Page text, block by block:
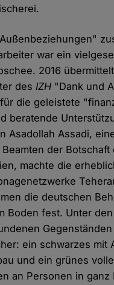
war ein
2016
desIZH "Dank und
für die geleistete
beratende
Asadollah Assadi,
der Botschaft
machte die
die deutschen
Boden fest. Unter
ein schwarzes mit
und ein grünes
an Personen in ganz